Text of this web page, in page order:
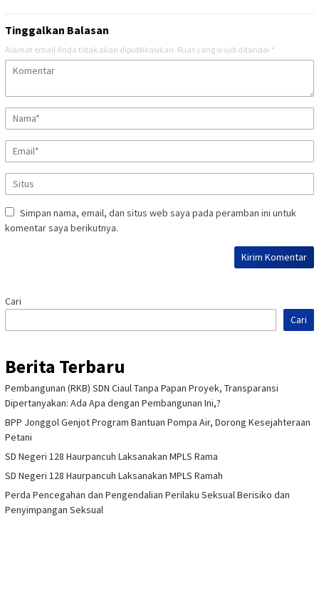
Tinggalkan Balasan
Alamat email Anda tidak akan dipublikasikan. Ruas yang wajib ditandai *
Simpan nama, email, dan situs web saya pada peramban ini untuk
komentar saya berikutnya.
Cari
Cari
Berita Terbaru
Pembangunan (RKB) SDN Ciaul Tanpa Papan Proyek, Transparansi
Dipertanyakan: Ada Apa dengan Pembangunan Ini,?
BPP Jonggol Genjot Program Bantuan Pompa Air, Dorong Kesejahteraan
Petani
SD Negeri 128 Haurpancuh Laksanakan MPLS Rama
SD Negeri 128 Haurpancuh Laksanakan MPLS Ramah
Perda Pencegahan dan Pengendalian Perilaku Seksual Berisiko dan
Penyimpangan Seksual